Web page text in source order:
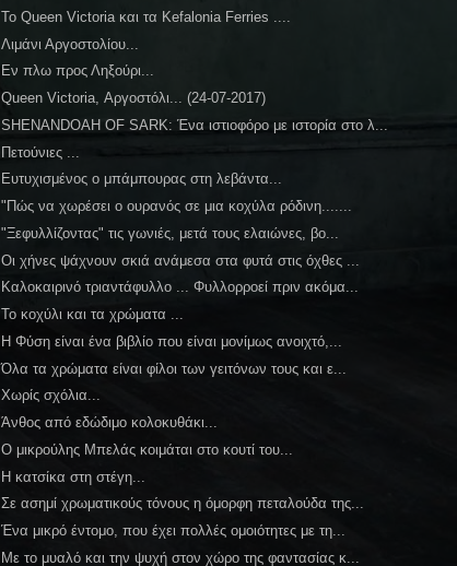
Το Queen Victoria και τα Kefalonia Ferries ....
Λιμάνι Αργοστολίου...
Εν πλω προς Ληξούρι...
Queen Victoria, Αργοστόλι... (24-07-2017)
SHENANDOAH OF SARK: Ένα ιστιοφόρο με ιστορία στο λ...
Πετούνιες ...
Ευτυχισμένος ο μπάμπουρας στη λεβάντα...
"Πώς να χωρέσει ο ουρανός σε μια κοχύλα ρόδινη.......
"Ξεφυλλίζοντας" τις γωνιές, μετά τους ελαιώνες, βο...
Οι χήνες ψάχνουν σκιά ανάμεσα στα φυτά στις όχθες ...
Καλοκαιρινό τριαντάφυλλο ... Φυλλορροεί πριν ακόμα...
Το κοχύλι και τα χρώματα ...
Η Φύση είναι ένα βιβλίο που είναι μονίμως ανοιχτό,...
Όλα τα χρώματα είναι φίλοι των γειτόνων τους και ε...
Χωρίς σχόλια...
Άνθος από εδώδιμο κολοκυθάκι...
Ο μικρούλης Μπελάς κοιμάται στο κουτί του...
Η κατσίκα στη στέγη...
Σε ασημί χρωματικούς τόνους η όμορφη πεταλούδα της...
Ένα μικρό έντομο, που έχει πολλές ομοιότητες με τη...
Με το μυαλό και την ψυχή στον χώρο της φαντασίας κ...